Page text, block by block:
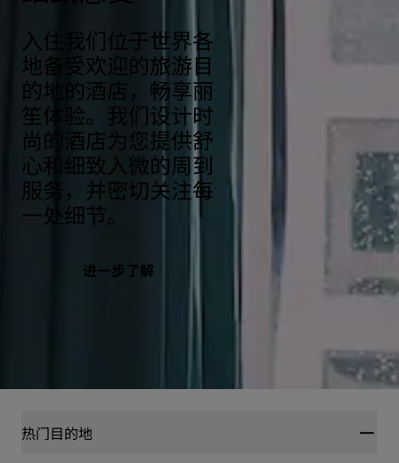
入住我们位于世界各
地备受欢迎的旅游目
的地的酒店，畅享丽
笙体验。我们设计时
尚的酒店为您提供舒
心和细致入微的周到
服务，并密切关注每
一处细节。
进一步了解
热门目的地